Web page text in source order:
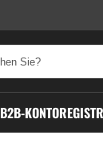
B2B-